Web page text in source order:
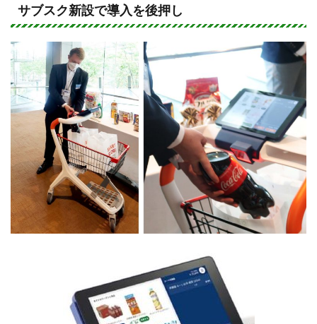
e
c
e
b
o
o
k
サブスク新設で導入を後押し